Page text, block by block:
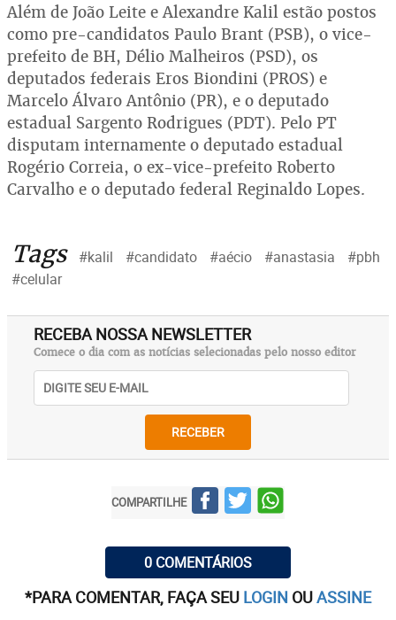
Além de João Leite e Alexandre Kalil estão postos
como pre-candidatos Paulo Brant (PSB), o vice-
prefeito de BH, Délio Malheiros (PSD), os
deputados federais Eros Biondini (PROS) e
Marcelo Álvaro Antônio (PR), e o deputado
estadual Sargento Rodrigues (PDT). Pelo PT
disputam internamente o deputado estadual
Rogério Correia, o ex-vice-prefeito Roberto
Carvalho e o deputado federal Reginaldo Lopes.
Tags #kalil #candidato #aécio #anastasia
#pbh
#celular
RECEBA NOSSA NEWSLETTER
Comece o dia com as notícias selecionadas pelo nosso editor
RECEBER
COMPARTILHE
0 COMENTÁRIOS
*PARA COMENTAR, FAÇA SEU LOGIN OUASSINE